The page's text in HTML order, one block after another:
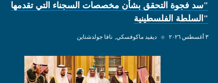
"سد فجوة التحقق بشأن مخصصات السجناء التي تقدمها
"السلطة الفلسطينية
٣ أغسطس ٢٠٢٦ ◆ ديفيد ماكوفسكي نافا جولدشتاين